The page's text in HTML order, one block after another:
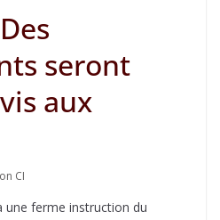
seront
aux
CI
une ferme instruction du